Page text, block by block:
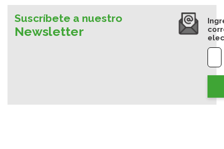
Suscríbete a nuestro
Newsletter